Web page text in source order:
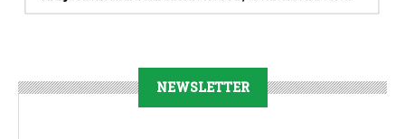
NEWSLETTER